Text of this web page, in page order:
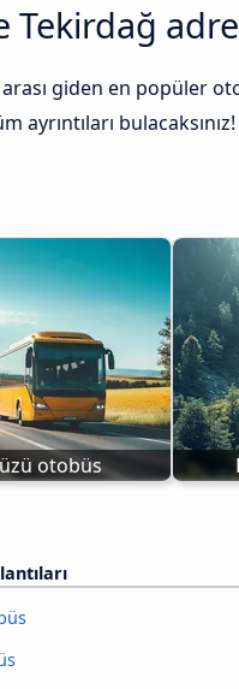
Tekirdağ
giden en popüler
ayrıntıları bulacaksınız!
otobüs